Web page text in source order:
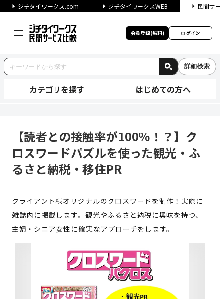
ジチタイワークス.com ジチタイワークスWEB 民間サ
会員登録(無料) ログイン
詳細検索
カテゴリを探す はじめての方へ
【読者との接触率が100％！？】ク
ロスワードパズルを使った観光・ふ
るさと納税・移住PR
クライアント様オリジナルのクロスワードを制作！実際に
雑誌内に掲載します。観光やふるさと納税に興味を持つ、
主婦・シニア女性に確実なアプローチをします。